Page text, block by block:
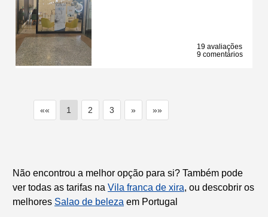
19 avaliações
9 comentários
«« 1 2 3 » »»
Não encontrou a melhor opção para si? Também pode
ver todas as tarifas na Vila franca de xira, ou descobrir os
melhores Salao de beleza em Portugal